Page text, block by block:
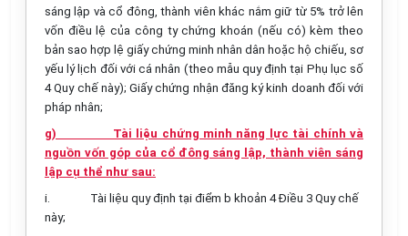
sáng lập và cổ đông, thành viên khác nắm giữ từ 5% trở lên
vốn điều lệ của công ty chứng khoán (nếu có) kèm theo
bản sao hợp lệ giấy chứng minh nhân dân hoặc hộ chiếu, sơ
yếu lý lịch đối với cá nhân (theo mẫu quy định tại Phụ lục số
4 Quy chế này); Giấy chứng nhận đăng ký kinh doanh đối với
pháp nhân;
g) Tài liệu chứng minh năng lực tài chính và
nguồn vốn góp của cổ đông sáng lập, thành viên sáng
lập cụ thể như sau:
i.
Tài liệu quy định tại điểm b khoản 4 Điều 3 Quy chế
này;